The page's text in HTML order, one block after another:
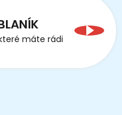
máte rádi